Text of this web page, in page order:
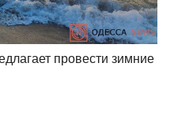
провести зимние